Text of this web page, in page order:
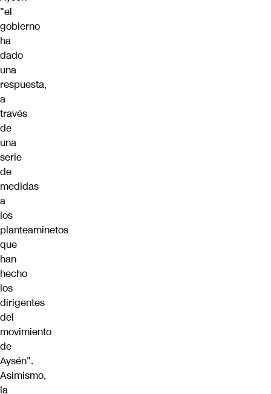
"el
gobierno
ha
dado
una
respuesta,
a
través
de
una
serie
de
medidas
a
los
planteaminetos
que
han
hecho
los
dirigentes
del
movimiento
de
Aysén".
Asimismo,
la